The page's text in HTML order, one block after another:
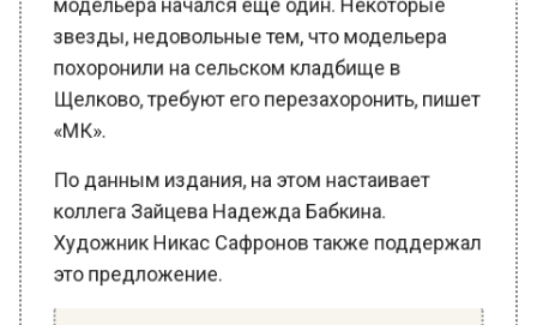
похоронили на сельском кладбище в
Щелково, требуют его перезахоронить, пишет
«МК».
По данным издания, на этом настаивает
коллега Зайцева Надежда Бабкина.
Художник Никас Сафронов также поддержал
это предложение.